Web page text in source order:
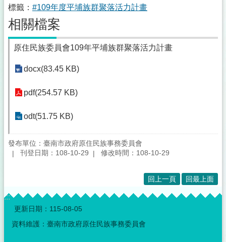
標籤： #109年度平埔族群聚落活力計畫
相關檔案
原住民族委員會109年平埔族群聚落活力計畫
docx(83.45 KB)
pdf(254.57 KB)
odt(51.75 KB)
發布單位：臺南市政府原住民族事務委員會
刊登日期：108-10-29
修改時間：108-10-29
回上一頁 回最上面
:::
更新日期： 115-08-05
資料維護：臺南市政府原住民族事務委員會